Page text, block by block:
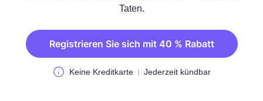
Taten.
Registrieren Sie sich mit 40 % Rabatt
Keine Kreditkarte Jederzeit kündbar